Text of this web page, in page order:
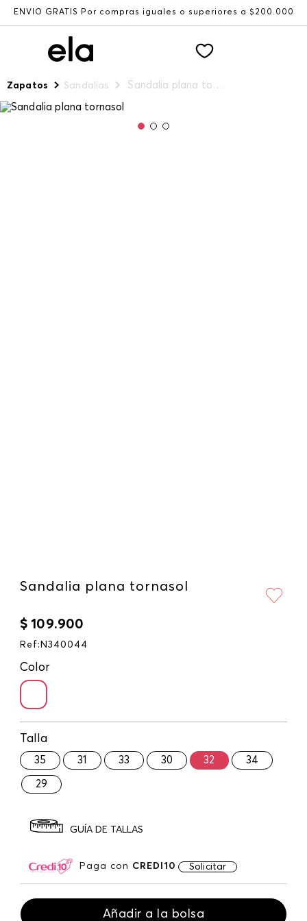
GRATIS Por compras iguales o superiores a $200.000
Zapatos Sandalias Sandalia plana tornasol
Sandalia plana tornasol
$ 109.900
Ref : N340044
Color
Talla
35 31 33 30 32 34
29
GUÍA DE TALLAS
Paga con CREDI10 Solicitar
Añadir a la bolsa